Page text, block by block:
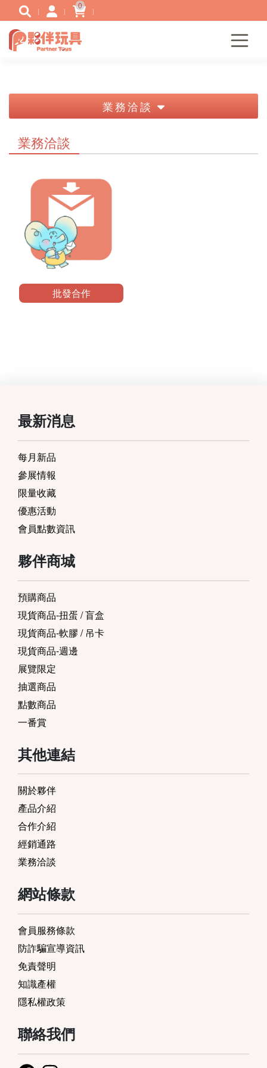
0
業務洽談
業務洽談
批發合作
最新消息
每月新品
參展情報
限量收藏
優惠活動
會員點數資訊
夥伴商城
預購商品
現貨商品-扭蛋 / 盲盒
現貨商品-軟膠 / 吊卡
現貨商品-週邊
展覽限定
抽選商品
點數商品
一番賞
其他連結
關於夥伴
產品介紹
合作介紹
經銷通路
業務洽談
網站條款
會員服務條款
防詐騙宣導資訊
免責聲明
知識產權
隱私權政策
聯絡我們